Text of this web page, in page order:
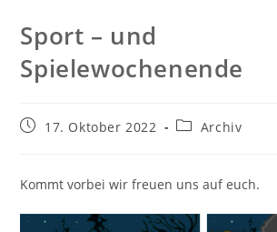
Sport – und
Spielewochenende
Beitrag17. Oktober 2022
Beitrags-
Archiv
Kommt vorbei wir freuen uns auf euch.